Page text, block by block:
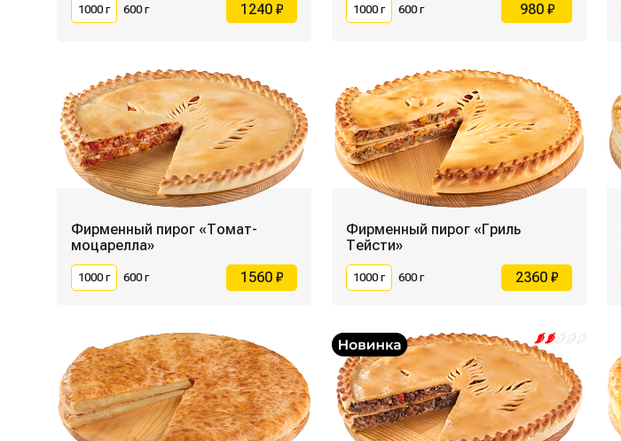
1000 г 600 г 1240 ₽ 1000 г 600 г 980 ₽
Фирменный пирог «Томат-
моцарелла»
1000 г 600 г 1560 ₽
Фирменный пирог «Гриль
Тейсти»
1000 г 600 г 2360 ₽